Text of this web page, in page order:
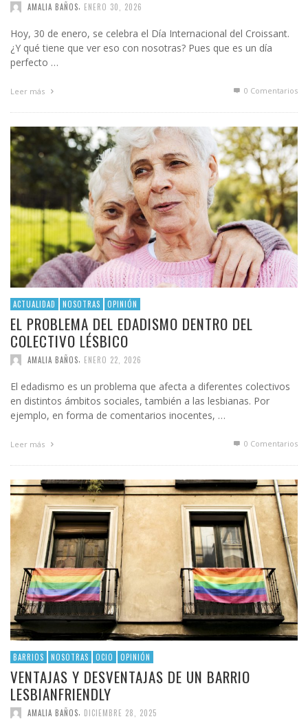
AMALIA BAÑOS ENERO 30, 2026
Hoy, 30 de enero, se celebra el Día Internacional del Croissant.
¿Y qué tiene que ver eso con nosotras? Pues que es un día
perfecto …
Leer más 0 Comentarios
ACTUALIDAD NOSOTRAS OPINIÓN
EL PROBLEMA DEL EDADISMO DENTRO DEL
COLECTIVO LÉSBICO
AMALIA BAÑOS ENERO 22, 2026
El edadismo es un problema que afecta a diferentes colectivos
en distintos ámbitos sociales, también a las lesbianas. Por
ejemplo, en forma de comentarios inocentes, …
Leer más 0 Comentarios
BARRIOS NOSOTRAS OCIO OPINIÓN
VENTAJAS Y DESVENTAJAS DE UN BARRIO
LESBIANFRIENDLY
AMALIA BAÑOS DICIEMBRE 28, 2025